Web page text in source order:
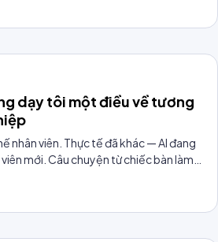
đây là mô hình vận hành của thập
dạy tôi một điều về tương
nhân viên. Thực tế đã khác — AI đang
mới. Câu chuyện từ chiếc bàn làm